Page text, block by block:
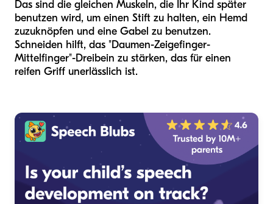
Das sind die gleichen Muskeln, die Ihr Kind später
benutzen wird, um einen Stift zu halten, ein Hemd
zuzuknöpfen und eine Gabel zu benutzen.
Schneiden hilft, das "Daumen-Zeigefinger-
Mittelfinger"-Dreibein zu stärken, das für einen
reifen Griff unerlässlich ist.